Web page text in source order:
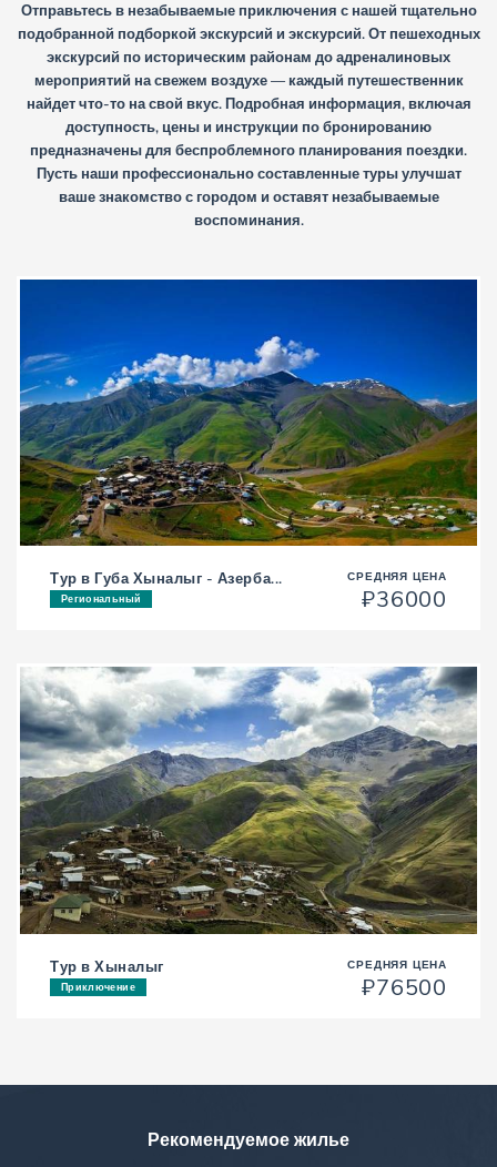
Отправьтесь в незабываемые приключения с нашей тщательно
подобранной подборкой экскурсий и экскурсий. От пешеходных
экскурсий по историческим районам до адреналиновых
мероприятий на свежем воздухе — каждый путешественник
найдет что-то на свой вкус. Подробная информация, включая
доступность, цены и инструкции по бронированию
предназначены для беспроблемного планирования поездки.
Пусть наши профессионально составленные туры улучшат
ваше знакомство с городом и оставят незабываемые
воспоминания.
СРЕДНЯЯ ЦЕНА
₽36000
Тур в Губа Хыналыг - Азерба...
Региональный
СРЕДНЯЯ ЦЕНА
₽76500
Тур в Хыналыг
Приключение
Рекомендуемое жилье